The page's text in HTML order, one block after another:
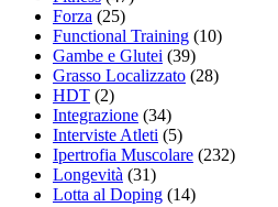
Forza (25)
Functional Training (10)
Gambe e Glutei (39)
Grasso Localizzato (28)
HDT (2)
Integrazione (34)
Interviste Atleti (5)
Ipertrofia Muscolare (232)
Longevità (31)
Lotta al Doping (14)